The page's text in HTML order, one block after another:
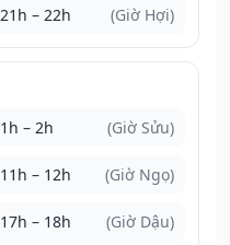
21h – 22h (Giờ Hợi)
1h – 2h (Giờ Sửu)
11h – 12h (Giờ Ngọ)
17h – 18h (Giờ Dậu)